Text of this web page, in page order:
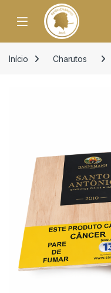
Open
Início Charutos